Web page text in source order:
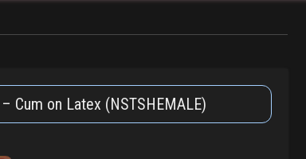
Сum on Latex (NSTSHEMALE)